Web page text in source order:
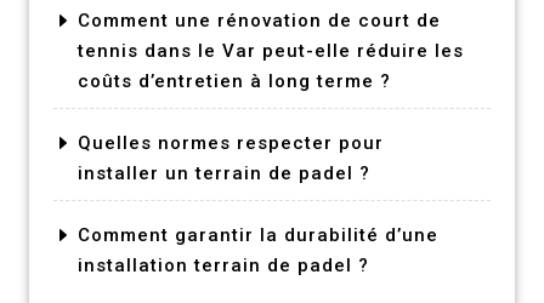
Comment une rénovation de court de
tennis dans le Var peut-elle réduire les
coûts d’entretien à long terme ?
Quelles normes respecter pour
installer un terrain de padel ?
Comment garantir la durabilité d’une
installation terrain de padel ?